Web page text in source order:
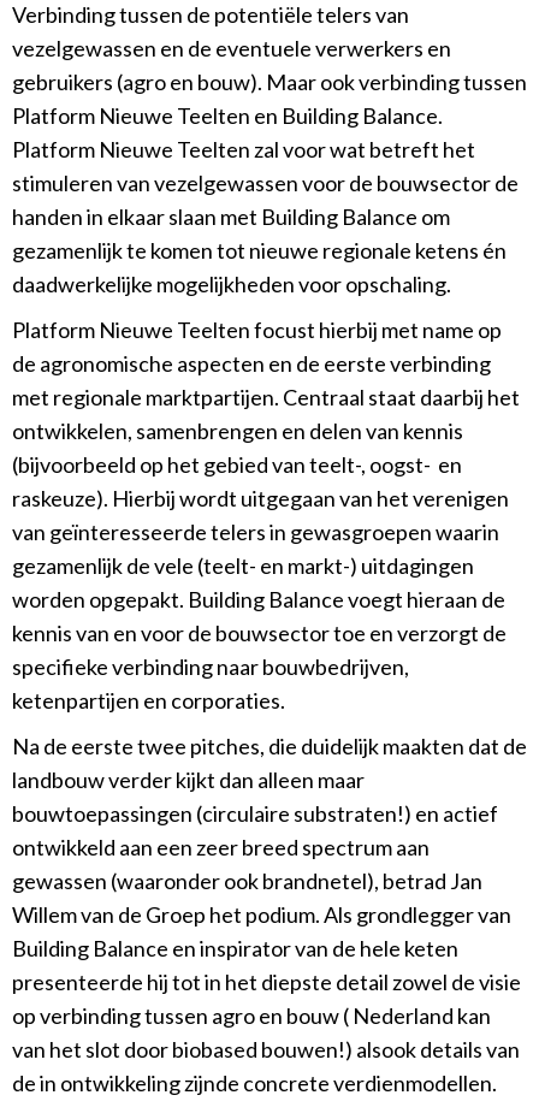
Verbinding tussen de potentiële telers van
vezelgewassen en de eventuele verwerkers en
gebruikers (agro en bouw). Maar ook verbinding tussen
Platform Nieuwe Teelten en Building Balance.
Platform Nieuwe Teelten zal voor wat betreft het
stimuleren van vezelgewassen voor de bouwsector de
handen in elkaar slaan met Building Balance om
gezamenlijk te komen tot nieuwe regionale ketens én
daadwerkelijke mogelijkheden voor opschaling.
Platform Nieuwe Teelten focust hierbij met name op
de agronomische aspecten en de eerste verbinding
met regionale marktpartijen. Centraal staat daarbij het
ontwikkelen, samenbrengen en delen van kennis
(bijvoorbeeld op het gebied van teelt-, oogst- en
raskeuze). Hierbij wordt uitgegaan van het verenigen
van geïnteresseerde telers in gewasgroepen waarin
gezamenlijk de vele (teelt- en markt-) uitdagingen
worden opgepakt. Building Balance voegt hieraan de
kennis van en voor de bouwsector toe en verzorgt de
specifieke verbinding naar bouwbedrijven,
ketenpartijen en corporaties.
Na de eerste twee pitches, die duidelijk maakten dat de
landbouw verder kijkt dan alleen maar
bouwtoepassingen (circulaire substraten!) en actief
ontwikkeld aan een zeer breed spectrum aan
gewassen (waaronder ook brandnetel), betrad Jan
Willem van de Groep het podium. Als grondlegger van
Building Balance en inspirator van de hele keten
presenteerde hij tot in het diepste detail zowel de visie
op verbinding tussen agro en bouw ( Nederland kan
van het slot door biobased bouwen!) alsook details van
de in ontwikkeling zijnde concrete verdienmodellen.